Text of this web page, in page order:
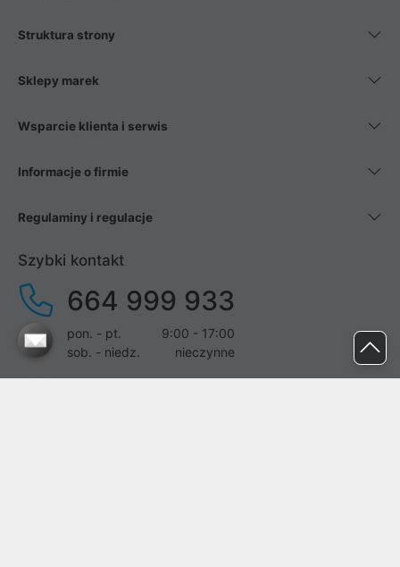
Struktura strony
Sklepy marek
Wsparcie klienta i serwis
Informacje o firmie
Regulaminy i regulacje
Szybki kontakt
664 999 933
pon. - pt.
9:00 - 17:00
sob. - niedz.
nieczynne